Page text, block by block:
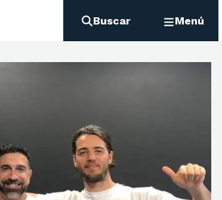
Buscar Menú